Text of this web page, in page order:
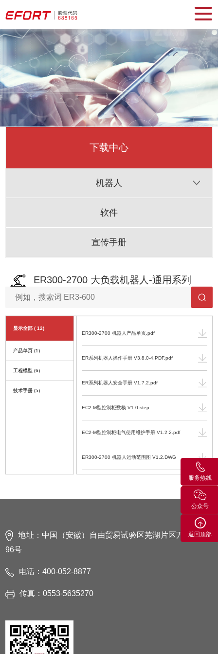
下载中心
机器人
软件
宣传手册
ER300-2700 大负载机器人-通用系列
显示全部 ( 12)
产品单页 (1)
工程模型 (6)
技术手册 (5)
ER300-2700 机器人产品单页.pdf
ER系列机器人操作手册 V3.8.0-4.PDF.pdf
ER系列机器人安全手册 V1.7.2.pdf
EC2-M型控制柜数模 V1.0.step
EC2-M型控制柜电气使用维护手册 V1.2.2.pdf
ER300-2700 机器人运动范围图 V1.2.DWG
ER300-2700 机器人数模 V1.2.STEP
地址：中国（安徽）自由贸易试验区芜湖片区万春东路
96号
电话：400-052-8877
传真：0553-5635270
服务热线
公众号
返回顶部